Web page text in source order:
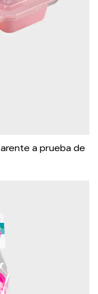
a prueba de